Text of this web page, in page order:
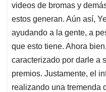
videos de bromas y
estos generan. Aún así,
ayudando a la gente, a
que esto tiene. Ahora
caracterizado por darle a
premios. Justamente, el
realizando una tremenda